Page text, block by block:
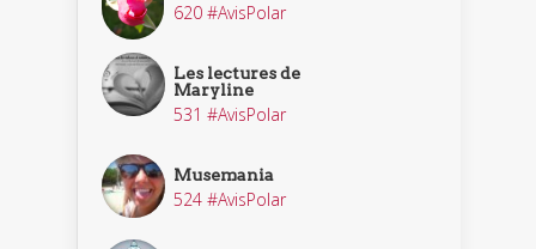
620 #AvisPolar
Les lectures de
Maryline
531 #AvisPolar
Musemania
524 #AvisPolar